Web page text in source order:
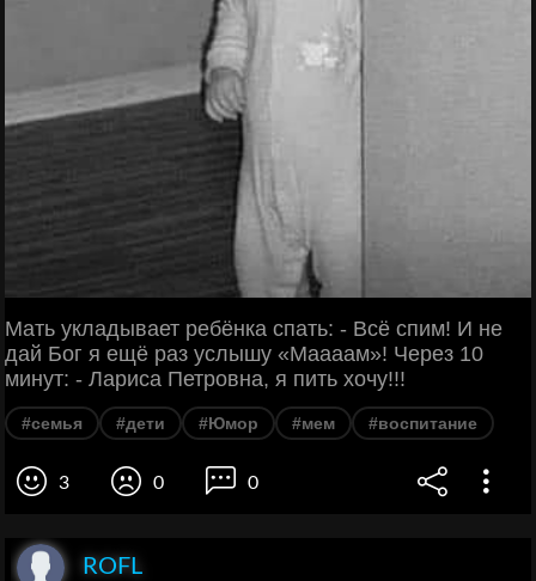
Мать укладывает ребёнка спать: - Всё спим! И не
дай Бог я ещё раз услышу «Маааам»! Через 10
минут: - Лариса Петровна, я пить хочу!!!
#семья #дети #Юмор #мем #воспитание
3 0 0
ROFL